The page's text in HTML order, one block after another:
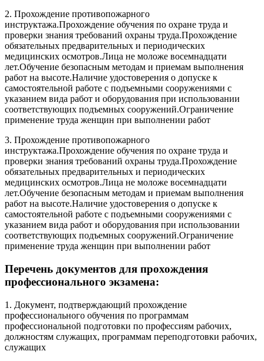
2. Прохождение противопожарного
инструктажа.Прохождение обучения по охране труда и
проверки знания требований охраны труда.Прохождение
обязательных предварительных и периодических
медицинских осмотров.Лица не моложе восемнадцати
лет.Обучение безопасным методам и приемам выполнения
работ на высоте.Наличие удостоверения о допуске к
самостоятельной работе с подъемными сооружениями с
указанием вида работ и оборудования при использовании
соответствующих подъемных сооружений.Ограничение
применение труда женщин при выполнении работ
3. Прохождение противопожарного
инструктажа.Прохождение обучения по охране труда и
проверки знания требований охраны труда.Прохождение
обязательных предварительных и периодических
медицинских осмотров.Лица не моложе восемнадцати
лет.Обучение безопасным методам и приемам выполнения
работ на высоте.Наличие удостоверения о допуске к
самостоятельной работе с подъемными сооружениями с
указанием вида работ и оборудования при использовании
соответствующих подъемных сооружений.Ограничение
применение труда женщин при выполнении работ
Перечень документов для прохождения
профессионального экзамена:
1. Документ, подтверждающий прохождение
профессионального обучения по программам
профессиональной подготовки по профессиям рабочих,
должностям служащих, программам переподготовки рабочих,
служащих